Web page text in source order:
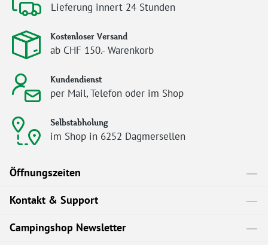
Lieferung innert 24 Stunden
Kostenloser Versand
ab CHF 150.- Warenkorb
Kundendienst
per Mail, Telefon oder im Shop
Selbstabholung
im Shop in 6252 Dagmersellen
Öffnungszeiten
Kontakt & Support
Campingshop Newsletter